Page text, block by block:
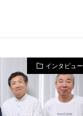
インタビュー